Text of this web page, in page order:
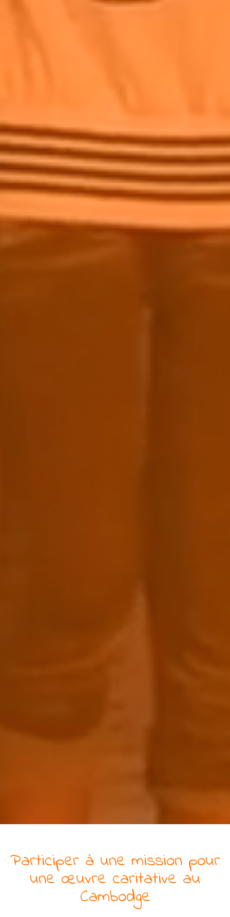
Participer à une mission pour
uneœuvre caritative au
Cambodge